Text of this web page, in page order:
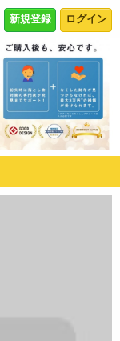
ログイン
新規登録